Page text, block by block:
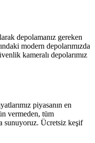
depolamanız gereken
modern depolarımızda
kameralı depolarımız
piyasanın en
vermeden, tüm
sunuyoruz. Ücretsiz keşif